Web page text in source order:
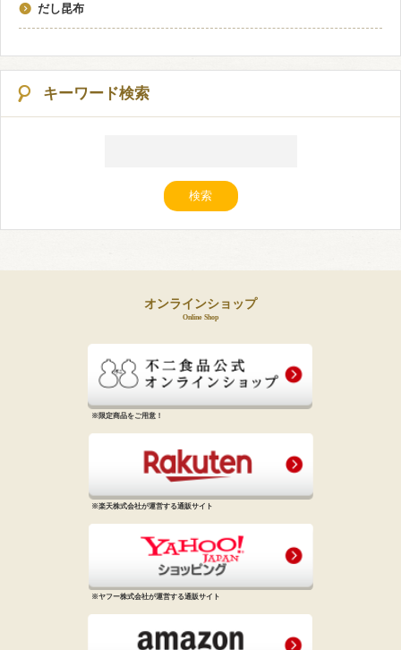
だし昆布
キーワード検索
オンラインショップ
Online Shop
※限定商品をご用意！
※楽天株式会社が運営する通販サイト
※ヤフー株式会社が運営する通販サイト